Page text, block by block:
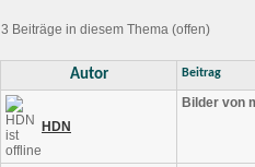
3 Beiträge in diesem Thema (offen)
Autor Beitrag
HDN
Bilder von